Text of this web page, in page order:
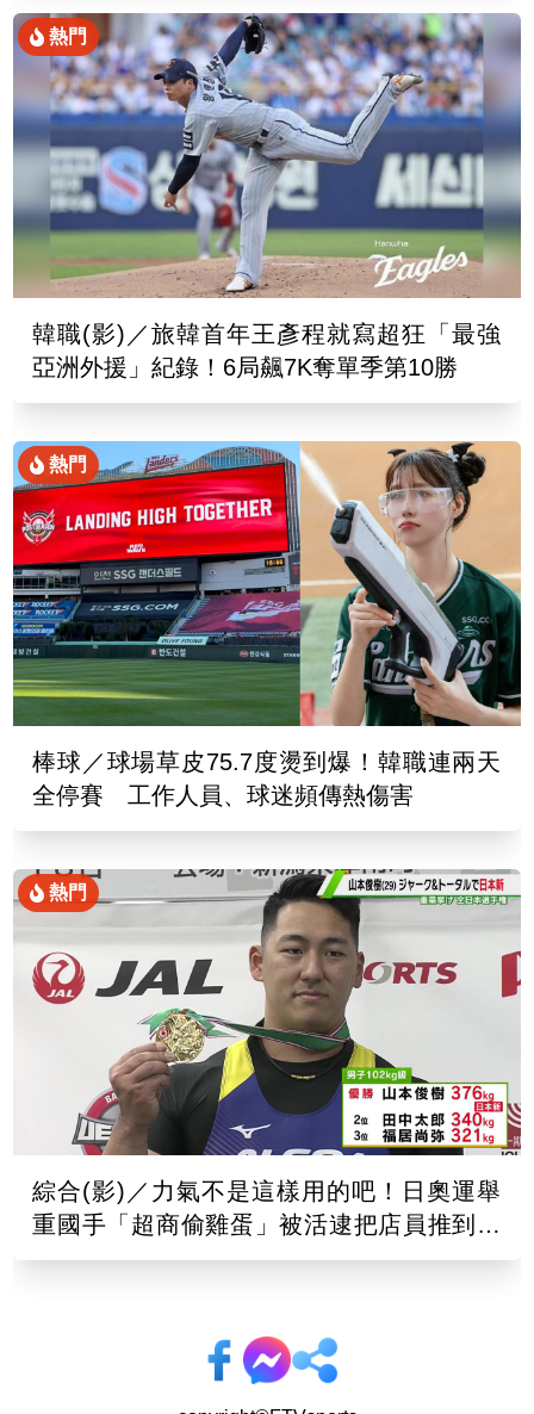
熱門
韓職(影)／旅韓首年王彥程就寫超狂「最強
亞洲外援」紀錄！6局飆7K奪單季第10勝
熱門
棒球／球場草皮75.7度燙到爆！韓職連兩天
全停賽 工作人員、球迷頻傳熱傷害
熱門
綜合(影)／力氣不是這樣用的吧！日奧運舉
重國手「超商偷雞蛋」被活逮把店員推到骨
折